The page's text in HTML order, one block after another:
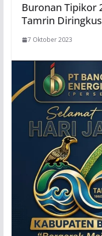
Buronan Tipikor
Tamrin
7 Oktober 2023